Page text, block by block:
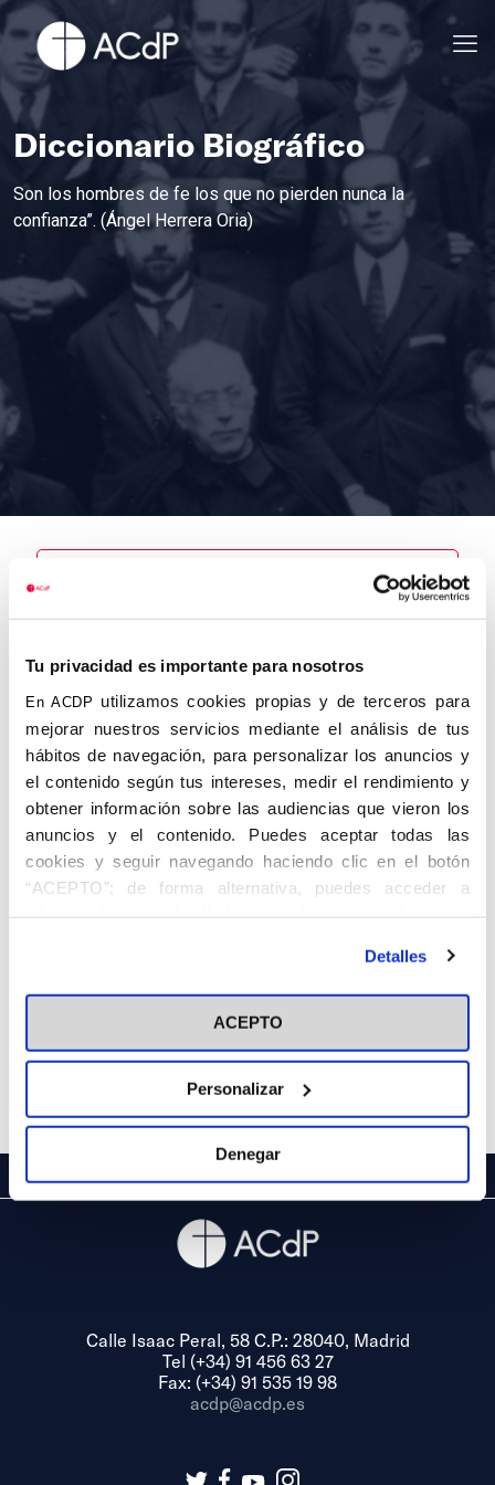
Tu privacidad es importante para nosotros
En ACDP utilizamos cookies propias y de terceros para
mejorar nuestros servicios mediante el análisis de tus
hábitos de navegación, para personalizar los anuncios y
el contenido según tus intereses, medir el rendimiento y
obtener información sobre las audiencias que vieron los
anuncios y el contenido. Puedes aceptar todas las
cookies y seguir navegando haciendo clic en el botón
“ACEPTO”; de forma alternativa, puedes acceder a
información más detallada y cambiar tus preferencias
en el botón "Personalizar". Para más información puedes
visitar nuestra Política de Cookies
Detalles
ACEPTO
Personalizar
Denegar
Diccionario Biográfico
Son los hombres de fe los que no pierden nunca la
confianza”. (Ángel Herrera Oria)
Echagüe
Bouza,
Francisco
Autor
Centro de
adscripción
Fecha de
nacimiento
01/01/1906
Lugar de
Fecha de
defunción
Lugar de
defunción
Calle Isaac Peral, 58 C.P.: 28040, Madrid
Tel (+34) 91 456 63 27
Fax: (+34) 91 535 19 98
acdp@acdp.es